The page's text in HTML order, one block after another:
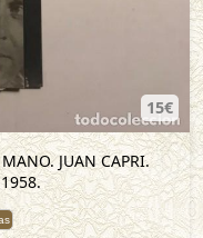
15€
JUAN CAPRI.
1958.